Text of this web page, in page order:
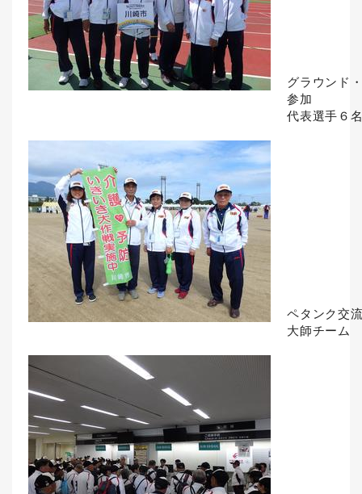
グラウンド
参加
代表選手６
ペタンク交
大師チーム